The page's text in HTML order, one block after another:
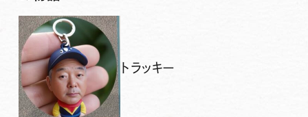
トラッキー